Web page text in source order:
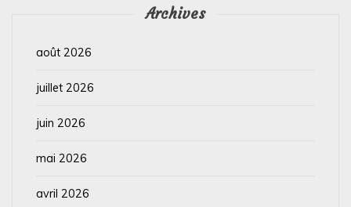
Archives
août 2026
juillet 2026
juin 2026
mai 2026
avril 2026